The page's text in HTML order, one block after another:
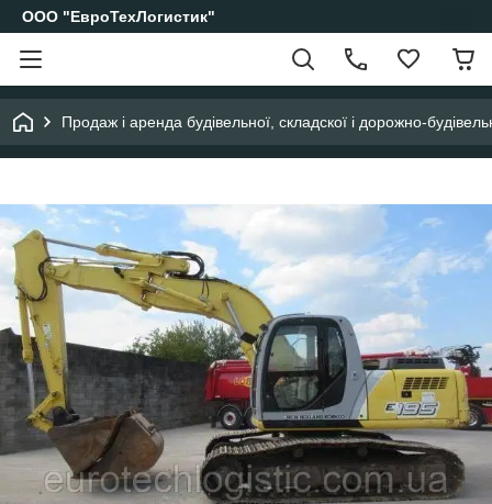
ООО "ЕвроТехЛогистик"
Продаж і аренда будівельної, складскої і дорожно-